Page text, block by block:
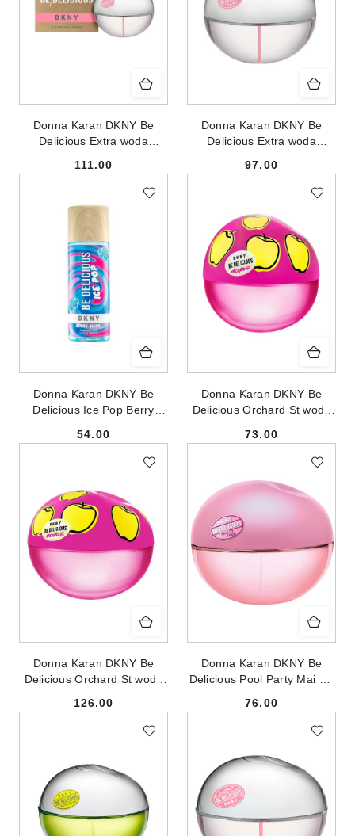
Donna Karan DKNY Be
Delicious Extra woda
Cena:
111.00
Donna Karan DKNY Be
Delicious Extra woda
Cena:
97.00
Donna Karan DKNY Be
Delicious Ice Pop Berry
- produkt bez opakowania
Cena:
54.00
Donna Karan DKNY Be
Delicious Orchard St woda
Cena:
73.00
Donna Karan DKNY Be
Delicious Orchard St woda
Cena:
126.00
Donna Karan DKNY Be
Delicious Pool Party Mai Tai
Cena:
76.00